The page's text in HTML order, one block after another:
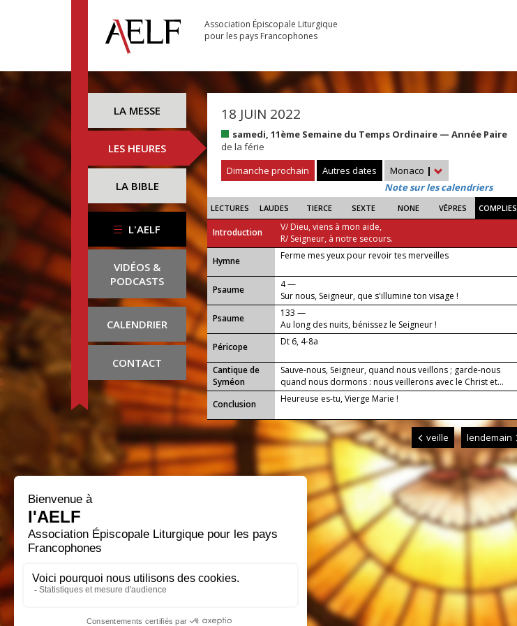
Association Épiscopale Liturgique
pour les pays Francophones
LA MESSE
LES HEURES
LA BIBLE
L'AELF
VIDÉOS &
PODCASTS
CALENDRIER
CONTACT
18 JUIN 2022
samedi, 11ème Semaine du Temps Ordinaire — Année Paire
de la férie
Dimanche prochain
Autres dates Monaco |
Note sur les calendriers
LECTURES LAUDES TIERCE SEXTE NONE VÊPRES COMPLIES
Introduction
V/ Dieu, viens à mon aide,
R/ Seigneur, à notre secours.
...
Hymne Ferme mes yeux pour revoir tes merveilles
Psaume
4 —
Sur nous, Seigneur, que s'illumine ton visage !
Psaume
133 —
Au long des nuits, bénissez le Seigneur !
Péricope
Dt 6, 4-8a
Cantique de
Syméon
Sauve-nous, Seigneur, quand nous veillons ; garde-nous
quand nous dormons : nous veillerons avec le Christ et...
Conclusion
Heureuse es-tu, Vierge Marie !
veille lendemain